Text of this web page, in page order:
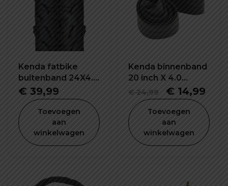
Kenda fatbike
buitenband 24X4.0
inch K1188
€ 39,99
Toevoegen
aan
winkelwagen
Kenda binnenband
20 inch X 4.0
K1188E
€24,99
was:
€ 24,99.
€ 14,99
prijs
is:
€
Toevoegen
aan
winkelwagen